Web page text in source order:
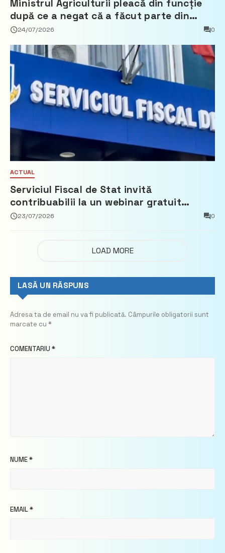
Ministrul Agriculturii pleacă din funcție
după ce a negat că a făcut parte din
Partidul Democrat
24/07/2026 0
ACTUAL
Serviciul Fiscal de Stat invită
contribuabilii la un webinar gratuit
privind calculul impozitului pe bunurile
23/07/2026 0
LOAD MORE
LASĂ UN RĂSPUNS
Adresa ta de email nu va fi publicată. Câmpurile obligatorii sunt
marcate cu *
COMENTARIU *
NUME*
EMAIL*